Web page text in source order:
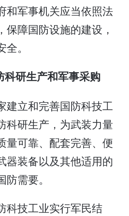
和军事机关应当依照法
保障国防设施的建设，
。
研生产和军事采购
立和完善国防科技工
科研生产，为武装力量
量可靠、配套完善、便
器装备以及其他适用的
需要。
技工业实行军民结